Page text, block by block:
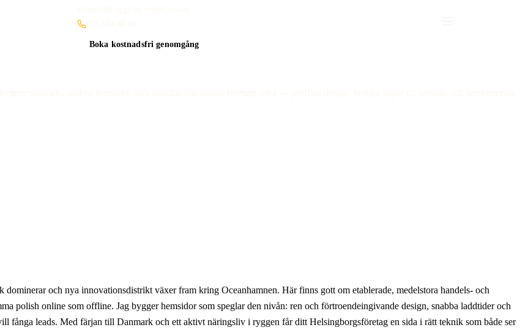
073-554 69 68
Boka kostnadsfri genomgång
och nya innovationsdistrikt växer fram kring Oceanhamnen. Här finns gott om etablerade, medelstora handels- och
polish online som offline. Jag bygger hemsidor som speglar den nivån: ren och förtroendeingivande design, snabba laddtider och
fånga leads. Med färjan till Danmark och ett aktivt näringsliv i ryggen får ditt Helsingborgsföretag en sida i rätt teknik som både ser